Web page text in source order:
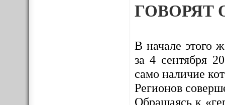
ГОВОРЯТ
В начале этого
за 4 сентября
само наличие
Регионов
Обращаясь к